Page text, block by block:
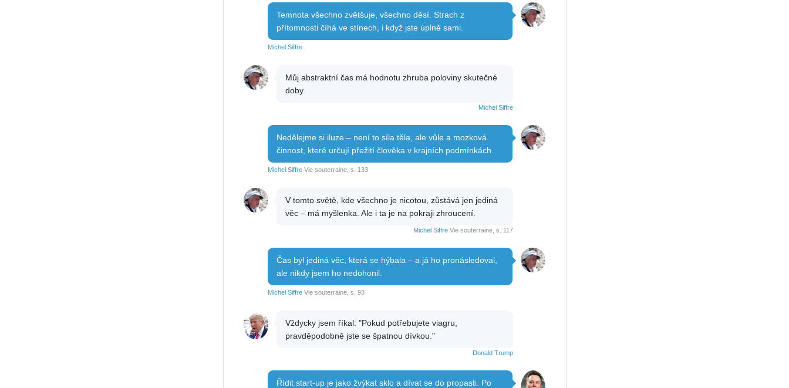
Temnota všechno zvětšuje, všechno děsí. Strach z
přítomnosti číhá ve stínech, i když jste úplně sami.
Michel Siffre
Můj abstraktní čas má hodnotu zhruba poloviny skutečné
doby.
Michel Siffre
Nedělejme si iluze – není to síla těla, ale vůle a mozková
činnost, které určují přežití člověka v krajních podmínkách.
Michel SiffreVie souterraine, s. 133
V tomto světě, kde všechno je nicotou, zůstává jen jediná
věc – má myšlenka. Ale i ta je na pokraji zhroucení.
Michel SiffreVie souterraine, s. 117
Čas byl jediná věc, která se hýbala – a já ho pronásledoval,
ale nikdy jsem ho nedohonil.
Michel SiffreVie souterraine, s. 93
Vždycky jsem říkal: "Pokud potřebujete viagru,
pravděpodobně jste se špatnou dívkou."
Donald Trump
Řídit start-up je jako žvýkat sklo a dívat se do propasti. Po